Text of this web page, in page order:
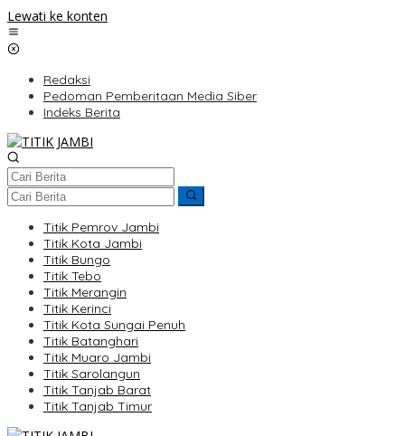
Lewati ke konten
Redaksi
Pedoman Pemberitaan Media Siber
Indeks Berita
Titik Pemrov Jambi
Titik Kota Jambi
Titik Bungo
Titik Tebo
Titik Merangin
Titik Kerinci
Titik Kota Sungai Penuh
Titik Batanghari
Titik Muaro Jambi
Titik Sarolangun
Titik Tanjab Barat
Titik Tanjab Timur